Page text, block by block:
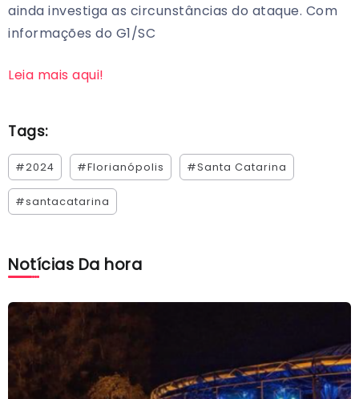
ainda investiga as circunstâncias do ataque. Com
informações do G1/SC
Leia mais aqui!
Tags:
#2024 #Florianópolis #Santa Catarina
#santacatarina
Notícias Da hora